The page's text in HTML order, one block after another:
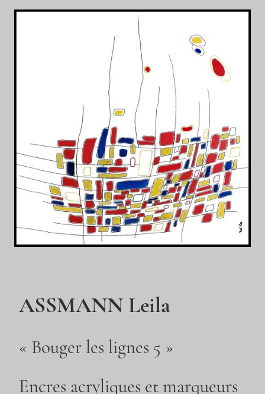
ASSMANN Leila
« Bouger les lignes 5 »
Encres acryliques et marqueurs